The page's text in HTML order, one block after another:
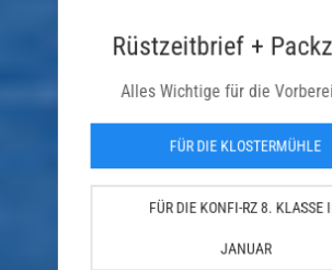
Rüstzeitbrief +
Alles Wichtige für die
FÜR DIE KLOSTERMÜHLE
FÜR DIE KONFI-RZ 8. KLASSE
JANUAR